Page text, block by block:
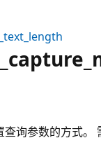
询参数的方式。